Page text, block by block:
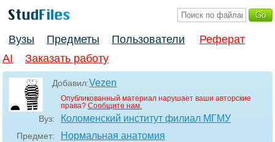
Вузы Предметы Пользователи
Реферат
AI
Заказать работу
Добавил:Vezen
Опубликованный материал нарушает ваши авторские
права? Сообщите нам.
Вуз: Коломенский институт филиал МГМУ
Предмет: Нормальная анатомия